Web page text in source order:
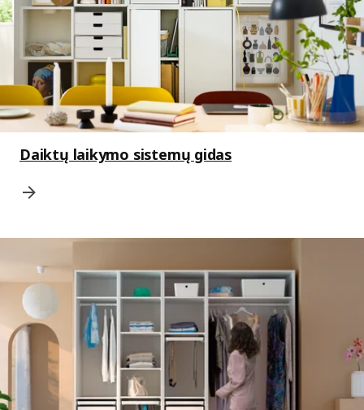
Daiktų laikymo sistemų gidas